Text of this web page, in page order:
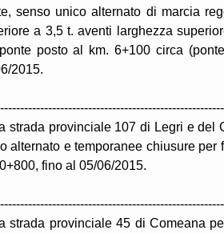
senso unico alternato di marcia
a 3,5 t. aventi larghezza
posto al km. 6+100 circa
2015.
strada provinciale 107 di Legri e del
alternato e temporanee chiusure per
fino al 05/06/2015.
strada provinciale 45 di Comeana